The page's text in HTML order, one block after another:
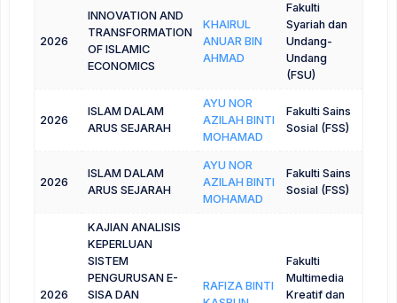
2026
INNOVATION AND
TRANSFORMATION
OF ISLAMIC
ECONOMICS
KHAIRUL
ANUAR BIN
AHMAD
Fakulti
Syariah dan
Undang-
Undang
(FSU)
2026
ISLAM DALAM
ARUS SEJARAH
AYU NOR
AZILAH BINTI
MOHAMAD
Fakulti Sains
Sosial (FSS)
2026
ISLAM DALAM
ARUS SEJARAH
AYU NOR
AZILAH BINTI
MOHAMAD
Fakulti Sains
Sosial (FSS)
2026
KAJIAN ANALISIS
KEPERLUAN
SISTEM
PENGURUSAN E-
SISA DAN
RAFIZA BINTI
Fakulti
Multimedia
Kreatif dan